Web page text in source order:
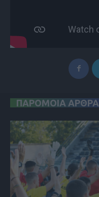
ΠΑΡΟΜΟΙΑ ΑΡΘΡΑ